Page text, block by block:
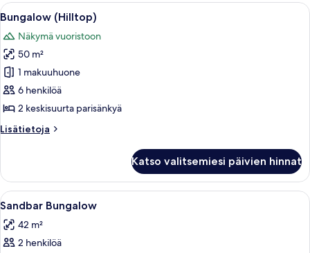
Avaa
kaikki
huonetyypin
Bungalow
(Hilltop)
kuvat
Tilava huone, jossa on korkea
5
Bungalow (Hilltop)
Näkymä vuoristoon
50 m²
1 makuuhuone
6 henkilöä
2 keskisuurta parisänkyä
Lisätietoja
Lisätietoja
Katso valitsemiesi päivien hinnat
Avaa
kaikki
huonetyypin
Sandbar
Hotellihuone, jossa on suuri sänky,
7
Sandbar Bungalow
42 m²
2 henkilöä